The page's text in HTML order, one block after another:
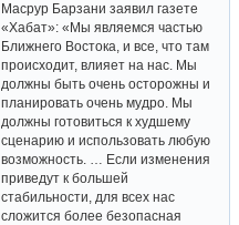
Масрур Барзани заявил газете
«Хабат»: «Мы являемся частью
Ближнего Востока, и все, что там
происходит, влияет на нас. Мы
должны быть очень осторожны и
планировать очень мудро. Мы
должны готовиться к худшему
сценарию и использовать любую
возможность. … Если изменения
приведут к большей
стабильности, для всех нас
сложится более безопасная